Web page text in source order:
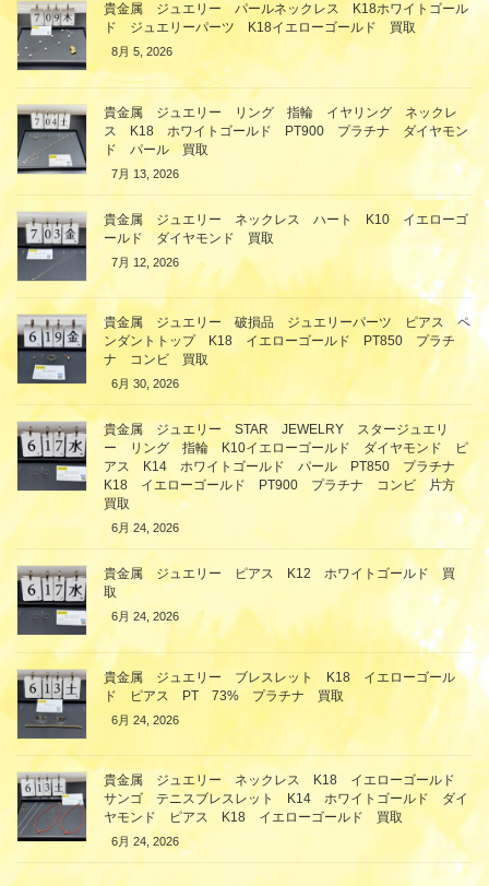
貴金属 ジュエリー パールネックレス K18ホワイトゴール
ド ジュエリーパーツ K18イエローゴールド 買取
8月 5, 2026
貴金属 ジュエリー リング 指輪 イヤリング ネックレ
ス K18 ホワイトゴールド PT900 プラチナ ダイヤモン
ド パール 買取
7月 13, 2026
貴金属 ジュエリー ネックレス ハート K10 イエローゴ
ールド ダイヤモンド 買取
7月 12, 2026
貴金属 ジュエリー 破損品 ジュエリーパーツ ピアス ペ
ンダントトップ K18 イエローゴールド PT850 プラチ
ナ コンビ 買取
6月 30, 2026
貴金属 ジュエリー STAR JEWELRY スタージュエリ
ー リング 指輪 K10イエローゴールド ダイヤモンド ピ
アス K14 ホワイトゴールド パール PT850 プラチナ
K18 イエローゴールド PT900 プラチナ コンビ 片方
買取
6月 24, 2026
貴金属 ジュエリー ピアス K12 ホワイトゴールド 買
取
6月 24, 2026
貴金属 ジュエリー ブレスレット K18 イエローゴール
ド ピアス PT 73% プラチナ 買取
6月 24, 2026
貴金属 ジュエリー ネックレス K18 イエローゴールド
サンゴ テニスブレスレット K14 ホワイトゴールド ダイ
ヤモンド ピアス K18 イエローゴールド 買取
6月 24, 2026